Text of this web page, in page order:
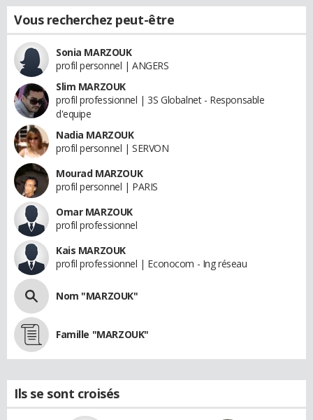
Vous recherchez peut-être
Sonia MARZOUK
profil personnel | ANGERS
Slim MARZOUK
profil professionnel | 3S Globalnet - Responsable
d'equipe
Nadia MARZOUK
profil personnel | SERVON
Mourad MARZOUK
profil personnel | PARIS
Omar MARZOUK
profil professionnel
Kais MARZOUK
profil professionnel | Econocom - Ing réseau
Nom "MARZOUK"
Famille "MARZOUK"
Ils se sont croisés